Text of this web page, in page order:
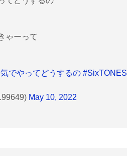
ゃーって
でやってどうするの #SixTONES
May 10, 2022